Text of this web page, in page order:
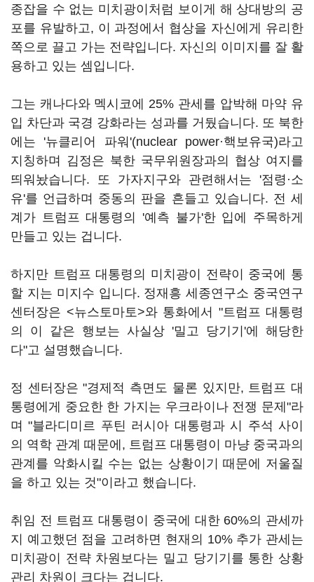
종잡을 수 없는 미치광이처럼 보이게 해 상대방의 공
포를 유발하고, 이 과정에서 협상을 자신에게 유리한
쪽으로 끌고 가는 전략입니다. 자신의 이미지를 잘 활
용하고 있는 셈입니다.
그는 캐나다와 멕시코에 25% 관세를 압박해 마약 유
입 차단과 국경 강화라는 성과를 거뒀습니다. 또 북한
에는 '뉴클리어 파워'(nuclear power·핵보유국)라고
지칭하며 김정은 북한 국무위원장과의 협상 여지를
띄워놨습니다. 또 가자지구와 관련해서는 '점령·소
유'를 언급하며 중동의 판을 흔들고 있습니다. 전 세
계가 트럼프 대통령의 '예측 불가'한 입에 주목하게
만들고 있는 겁니다.
하지만 트럼프 대통령의 미치광이 전략이 중국에 통
할 지는 미지수 입니다. 정재흥 세종연구소 중국연구
센터장은 <뉴스토마토>와 통화에서 "트럼프 대통령
의 이 같은 행보는 사실상 '밀고 당기기'에 해당한
다"고 설명했습니다.
정 센터장은 "경제적 측면도 물론 있지만, 트럼프 대
통령에게 중요한 한 가지는 우크라이나 전쟁 문제"라
며 "블라디미르 푸틴 러시아 대통령과 시 주석 사이
의 역학 관계 때문에, 트럼프 대통령이 마냥 중국과의
관계를 악화시킬 수는 없는 상황이기 때문에 저울질
을 하고 있는 것"이라고 했습니다.
취임 전 트럼프 대통령이 중국에 대한 60%의 관세까
지 예고했던 점을 고려하면 현재의 10% 추가 관세는
미치광이 전략 차원보다는 밀고 당기기를 통한 상황
관리 차원이 크다는 겁니다.